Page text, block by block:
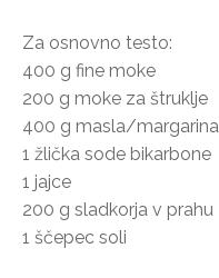
Za osnovno testo:
400 g fine moke
200 g moke za štruklje
400 g masla/margarina
1 žlička sode bikarbone
1 jajce
200 g sladkorja v prahu
1 ščepec soli